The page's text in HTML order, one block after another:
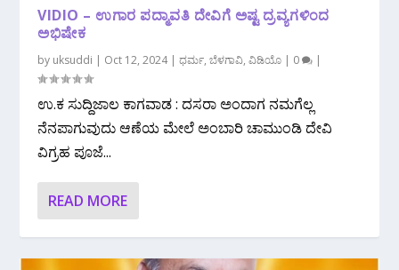
VIDIO – ಉಗಾರ ಪದ್ಮಾವತಿ ದೇವಿಗೆ ಅಷ್ಟ ದ್ರವ್ಯಗಳಿಂದ
ಅಭಿಷೇಕ
by uksuddi | Oct 12, 2024|ಧರ್ಮ,ಬೆಳಗಾವಿ,ವಿಡಿಯೊ | 0 |
ಉ.ಕ ಸುದ್ದಿಜಾಲ ಕಾಗವಾಡ : ದಸರಾ ಅಂದಾಗ ನಮಗೆಲ್ಲ
ನೆನಪಾಗುವುದು ಆಣೆಯ ಮೇಲೆ ಅಂಬಾರಿ ಚಾಮುಂಡಿ ದೇವಿ
ವಿಗ್ರಹ ಪೂಜೆ...
READ MORE